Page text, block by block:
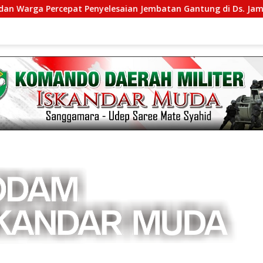
Penyelesaian Jembatan Gantung di Ds. Jambur